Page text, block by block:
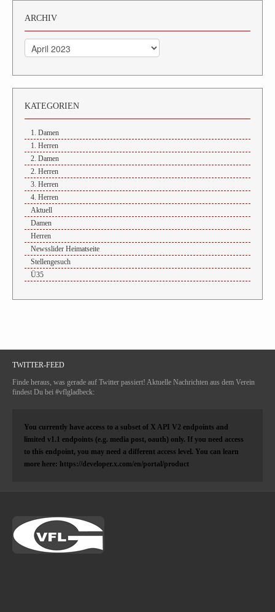
ARCHIV
Archiv
KATEGORIEN
1. Damen
1. Herren
2. Damen
2. Herren
3. Herren
4. Herren
Aktuell
Damen
Herren
Newsslider Heimatseite
Stellengesuch
Ü35
TWITTER-FEED
Finde heraus, was gerade auf Twitter passiert! Aktuelle Nachrichten aus dem Verein
findest Du bei #vflgladbeck:
You currently have access to a subset of X API V2 endpoints and
limited v1.1 endpoints (e.g. media post, oauth) only. If you need access
to this endpoint, you may need a different access level. You can learn
more here: https://developer.x.com/en/portal/product